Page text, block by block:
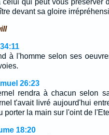
celui qui peut vous préserver
devant sa gloire
à l'homme selon ses
26:23
rendra à chacun selon
t'avait livré aujourd'hui
porter la main sur l'oint de
18:20